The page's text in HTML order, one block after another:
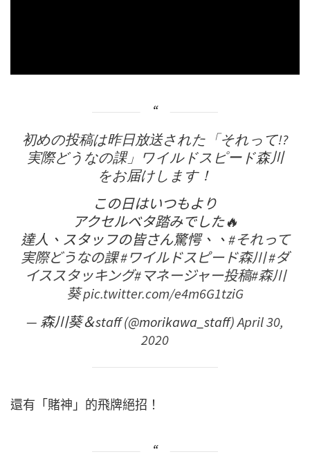
初めの投稿は昨日放送された「それって!?
実際どうなの課」ワイルドスピード森川
をお届けします！
この日はいつもより
アクセルベタ踏みでした🔥
達人、スタッフの皆さん驚愕、、#それって
実際どうなの課#ワイルドスピード森川#ダ
イススタッキング#マネージャー投稿#森川
葵pic.twitter.com/e4m6G1tziG
— 森川葵＆staff (@morikawa_staff)April 30,
2020
還有「賭神」的飛牌絕招！